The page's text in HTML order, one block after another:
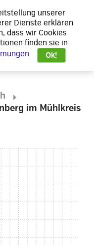
im Mühlkreis
unserer
Dienste erklären
dass wir Cookies
finden sie in
Ok!